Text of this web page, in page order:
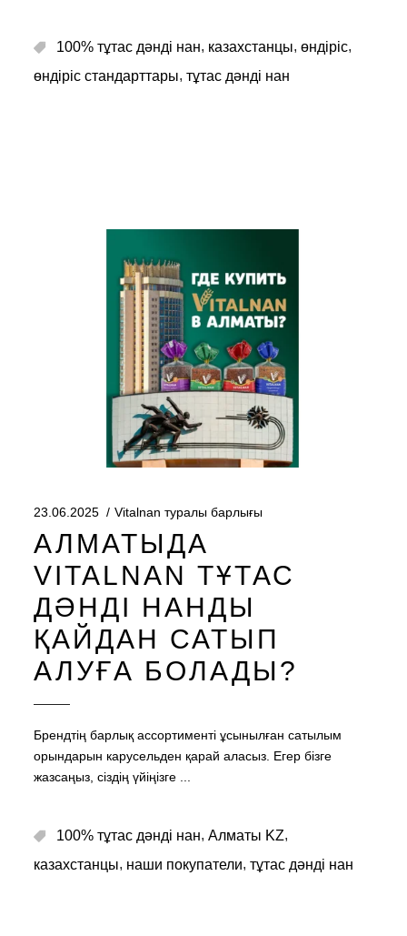
100% тұтас дәнді нан, казахстанцы, өндіріс,
өндіріс стандарттары, тұтас дәнді нан
23.06.2025 Vitalnan туралы барлығы
АЛМАТЫДА
VITALNAN ТҰТАС
ДӘНДІ НАНДЫ
ҚАЙДАН САТЫП
АЛУҒА БОЛАДЫ?
Брендтің барлық ассортименті ұсынылған сатылым
орындарын карусельден қарай аласыз. Егер бізге
жазсаңыз, сіздің үйіңізге
100% тұтас дәнді нан, Алматы KZ,
казахстанцы, наши покупатели, тұтас дәнді нан